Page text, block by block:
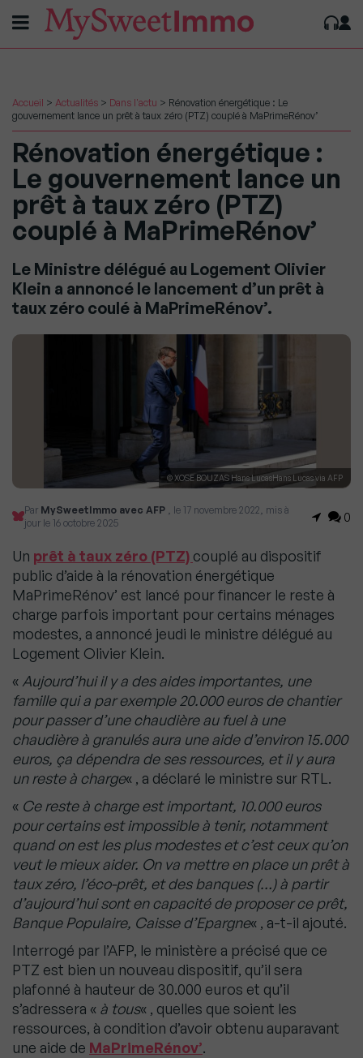
Accueil > Actualités > Dans l'actu > Rénovation énergétique : Le
gouvernement lance un prêt à taux zéro (PTZ) couplé à MaPrimeRénov’
Rénovation énergétique :
Le gouvernement lance un
prêt à taux zéro (PTZ)
couplé à MaPrimeRénov’
Le Ministre délégué au Logement Olivier
Klein a annoncé le lancement d’un prêt à
taux zéro coulé à MaPrimeRénov’.
© XOSE BOUZAS Hans LucasHans Lucas via AFP
Par MySweetImmo avec AFP , le 17 novembre 2022, mis à
jour le 16 octobre 2025
0
Un prêt à taux zéro (PTZ) couplé au dispositif
public d’aide à la rénovation énergétique
MaPrimeRénov’ est lancé pour financer le reste à
charge parfois important pour certains ménages
modestes, a annoncé jeudi le ministre délégué au
Logement Olivier Klein.
« Aujourd’hui il y a des aides importantes, une
famille qui a par exemple 20.000 euros de chantier
pour passer d’une chaudière au fuel à une
chaudière à granulés aura une aide d’environ 15.000
euros, ça dépendra de ses ressources, et il y aura
un reste à charge« , a déclaré le ministre sur RTL.
« Ce reste à charge est important, 10.000 euros
pour certains est impossible à tenir, notamment
quand on est les plus modestes et c’est ceux qu’on
veut le mieux aider. On va mettre en place un prêt à
taux zéro, l’éco-prêt, et des banques (…) à partir
d’aujourd’hui sont en capacité de proposer ce prêt,
Banque Populaire, Caisse d’Epargne« , a-t-il ajouté.
Interrogé par l’AFP, le ministère a précisé que ce
PTZ est bien un nouveau dispositif, qu’il sera
plafonné à hauteur de 30.000 euros et qu’il
s’adressera « à tous« , quelles que soient les
ressources, à condition d’avoir obtenu auparavant
une aide de MaPrimeRénov’.